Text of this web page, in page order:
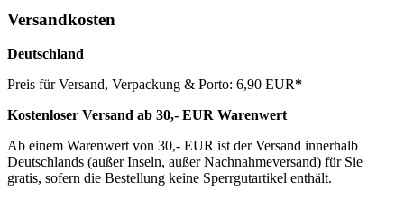
Versandkosten
Deutschland
Preis für Versand, Verpackung & Porto: 6,90 EUR*
Kostenloser Versand ab 30,- EUR Warenwert
Ab einem Warenwert von 30,- EUR ist der Versand innerhalb
Deutschlands (außer Inseln, außer Nachnahmeversand) für Sie
gratis, sofern die Bestellung keine Sperrgutartikel enthält.